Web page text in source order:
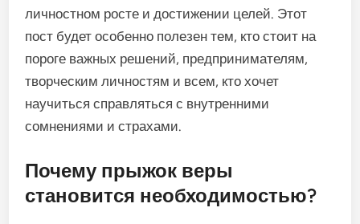
личностном росте и достижении целей. Этот
пост будет особенно полезен тем, кто стоит на
пороге важных решений, предпринимателям,
творческим личностям и всем, кто хочет
научиться справляться с внутренними
сомнениями и страхами.
Почему прыжок веры
становится необходимостью?